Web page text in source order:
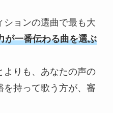
ョンの選曲で最も大
が一番伝わる曲を選ぶ
よりも、あなたの声の
持って歌う方が、審